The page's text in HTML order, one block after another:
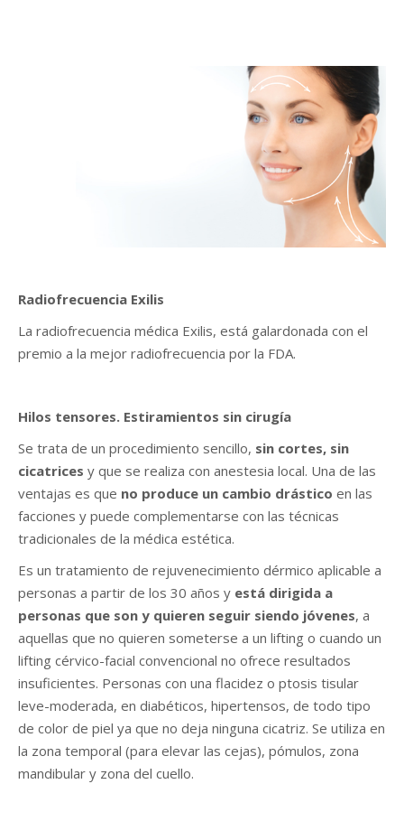
Radiofrecuencia Exilis
La radiofrecuencia médica Exilis, está galardonada con el
premio a la mejor radiofrecuencia por la FDA.
Hilos tensores. Estiramientos sin cirugía
Se trata de un procedimiento sencillo, sin cortes, sin
cicatrices y que se realiza con anestesia local. Una de las
ventajas es que no produce un cambio drástico en las
facciones y puede complementarse con las técnicas
tradicionales de la médica estética.
Es un tratamiento de rejuvenecimiento dérmico aplicable a
personas a partir de los 30 años y está dirigida a
personas que son y quieren seguir siendo jóvenes, a
aquellas que no quieren someterse a un lifting o cuando un
lifting cérvico-facial convencional no ofrece resultados
insuficientes. Personas con una flacidez o ptosis tisular
leve-moderada, en diabéticos, hipertensos, de todo tipo
de color de piel ya que no deja ninguna cicatriz. Se utiliza en
la zona temporal (para elevar las cejas), pómulos, zona
mandibular y zona del cuello.